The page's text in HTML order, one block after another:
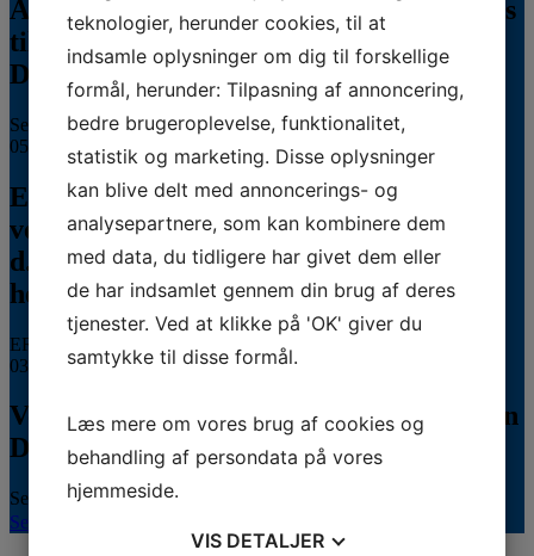
Autoriseret Veterinærsygeplejerske søges
til fuldtidsstilling hos Vestermose
Dyreklinik på Vestsjælland
Se stillingsopslaget her...
05.08.2026
ERFA møde for oplæringsansvarlige på
veterinærsygeplejerske uddannelsen
d.8.+9.+10. september. Se invitationen
herunder.
ERFA 2026...
03.08.2026
Veterinærsygeplejerske søges til Hvidsten
Dyrehospital
Se stillingsopslaget her...
Se hele kalenderen
teknologier, herunder cookies, til at
indsamle oplysninger om dig til forskellige
formål, herunder: Tilpasning af annoncering,
bedre brugeroplevelse, funktionalitet,
statistik og marketing. Disse oplysninger
kan blive delt med annoncerings- og
analysepartnere, som kan kombinere dem
med data, du tidligere har givet dem eller
de har indsamlet gennem din brug af deres
tjenester. Ved at klikke på 'OK' giver du
samtykke til disse formål.
Læs mere om vores brug af cookies og
behandling af persondata på vores
hjemmeside.
VIS DETALJER